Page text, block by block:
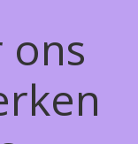
ons